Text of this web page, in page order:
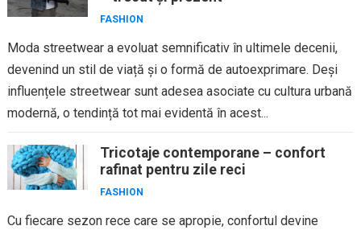
FASHION
Moda streetwear a evoluat semnificativ în ultimele decenii,
devenind un stil de viață și o formă de autoexprimare. Deși
influențele streetwear sunt adesea asociate cu cultura urbană
modernă, o tendință tot mai evidentă în acest...
Tricotaje contemporane – confort
rafinat pentru zile reci
FASHION
Cu fiecare sezon rece care se apropie, confortul devine